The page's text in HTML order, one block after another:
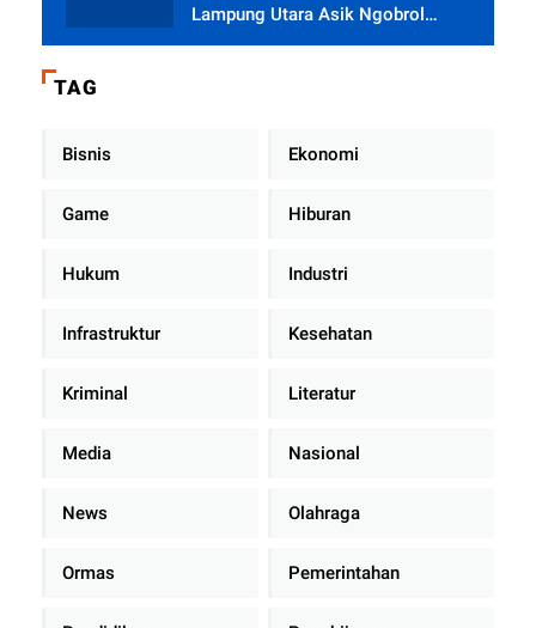
Lampung Utara Asik Ngobrol
Dengan Teman Kencan Wanitanya
TAG
Bisnis Ekonomi
Game Hiburan
Hukum Industri
Infrastruktur Kesehatan
Kriminal Literatur
Media Nasional
News Olahraga
Ormas Pemerintahan